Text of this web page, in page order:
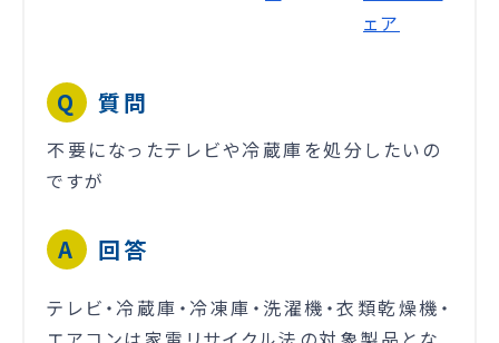
質問
不要になったテレビや冷蔵庫を処分したいの
ですが
回答
テレビ・冷蔵庫・冷凍庫・洗濯機・衣類乾燥機・